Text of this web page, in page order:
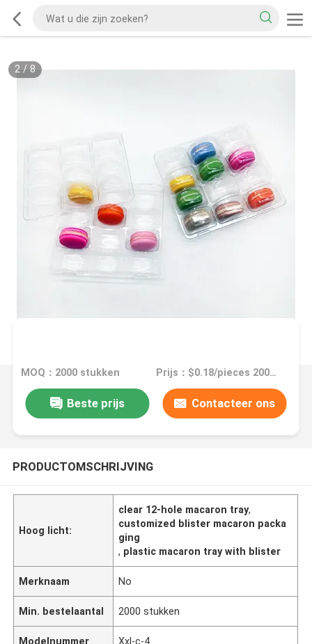
2/ 8
MOQ：2000 stukken Prijs：$0.18/pieces 2000-49999 pieces
Beste prijs Contacteer ons
PRODUCTOMSCHRIJVING
Hoog licht:
clear 12-hole macaron tray,
customized blister macaron packa
ging
, plastic macaron tray with blister
Merknaam No
Min. bestelaantal 2000 stukken
Modelnummer Xxl-c-4